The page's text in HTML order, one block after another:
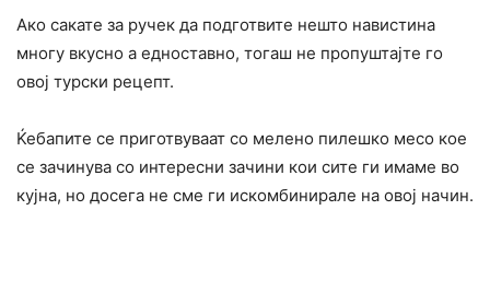
Ако сакате за ручек да подготвите нешто навистина
многу вкусно а едноставно, тогаш не пропуштајте го
овој турски рецепт.
Ќебапите се приготвуваат со мелено пилешко месо кое
се зачинува со интересни зачини кои сите ги имаме во
кујна, но досега не сме ги искомбинирале на овој начин.